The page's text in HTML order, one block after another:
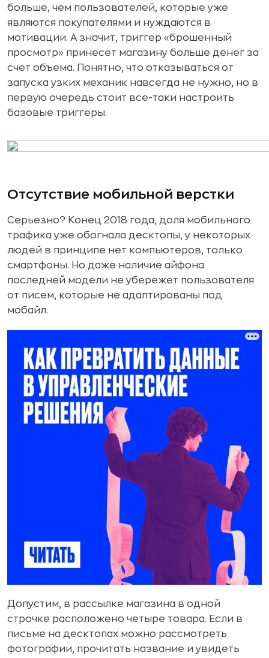
больше, чем пользователей, которые уже
являются покупателями и нуждаются в
мотивации. А значит, триггер «брошенный
просмотр» принесет магазину больше денег за
счет объема. Понятно, что отказываться от
запуска узких механик навсегда не нужно, но в
первую очередь стоит все-таки настроить
базовые триггеры.
Отсутствие мобильной верстки
Серьезно? Конец 2018 года, доля мобильного
трафика уже обогнала десктопы, у некоторых
людей в принципе нет компьютеров, только
смартфоны. Но даже наличие айфона
последней модели не убережет пользователя
от писем, которые не адаптированы под
мобайл.
Допустим, в рассылке магазина в одной
строчке расположено четыре товара. Если в
письме на десктопах можно рассмотреть
фотографии, прочитать название и увидеть